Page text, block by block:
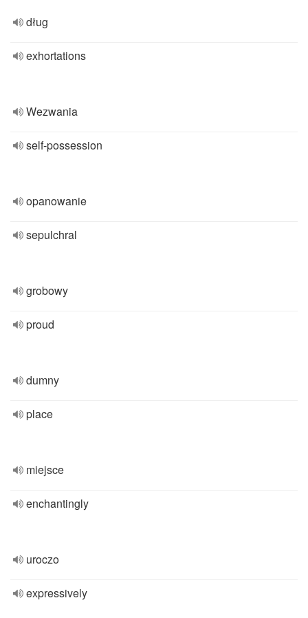
dług
exhortations
Wezwania
self-possession
opanowanie
sepulchral
grobowy
proud
dumny
place
miejsce
enchantingly
uroczo
expressively